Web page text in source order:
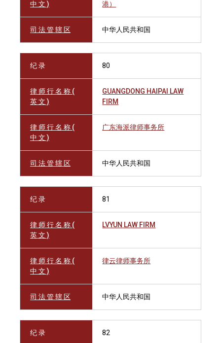
中 文 ) 港）
司 法 管 辖 区 中华人民共和国
纪 录 80
律 师 行 名 称 (
英 文 )
GUANGDONG HAIPAI LAW
FIRM
律 师 行 名 称 (
中 文 )
广东海派律师事务所
司 法 管 辖 区 中华人民共和国
纪 录 81
律 师 行 名 称 (
英 文 )
LVYUN LAW FIRM
律 师 行 名 称 (
中 文 )
律云律师事务所
司 法 管 辖 区 中华人民共和国
纪 录 82